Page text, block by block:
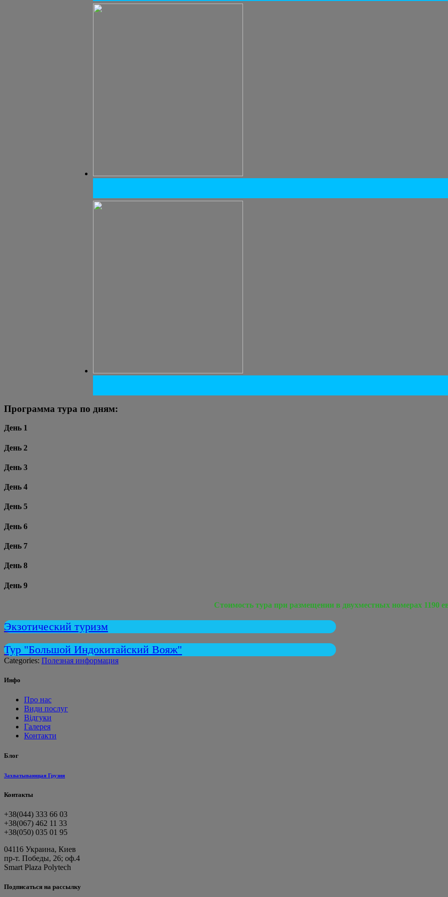
Программа тура по дням:
День 1
День 2
День 3
День 4
День 5
День 6
День 7
День 8
День 9
Стоимость тура при размещении в двухместных номерах 1190
Экзотический туризм
Тур "Большой Индокитайский Вояж"
Categories: Полезная информация
Инфо
Про нас
Види послуг
Відгуки
Галерея
Контакти
Блог
Захватывающая Грузия
Контакты
+38(044) 333 66 03
+38(067) 462 11 33
+38(050) 035 01 95
04116 Украина, Киев
пр-т. Победы, 26; оф.4
Smart Plaza Polytech
Подписаться на рассылку